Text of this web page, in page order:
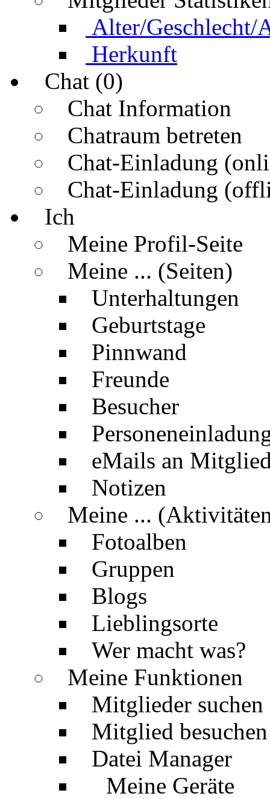
Alter/Geschlecht/
Herkunft
Chat (0)
Chat Information
Chatraum betreten
Chat-Einladung
Chat-Einladung
Ich
Meine Profil-Seite
Meine ... (Seiten)
Unterhaltungen
Geburtstage
Pinnwand
Freunde
Besucher
eMails an
Notizen
Meine ...
Fotoalben
Gruppen
Blogs
Lieblingsorte
Wer macht was?
Meine Funktionen
Mitglieder suchen
Mitglied besuchen
Datei Manager
Meine Geräte